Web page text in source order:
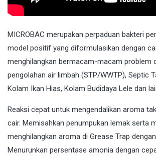
MICROBAC merupakan perpaduan bakteri
model positif yang diformulasikan dengan
menghilangkan bermacam-macam problem
pengolahan air limbah (STP/WWTP), Septic
Kolam Ikan Hias, Kolam Budidaya Lele dan
Reaksi cepat untuk mengendalikan aroma
cair. Memisahkan penumpukan lemak serta
menghilangkan aroma di Grease Trap
Menurunkan persentase amonia dengan